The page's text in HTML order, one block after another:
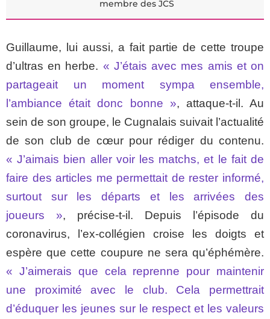
membre des JCS
Guillaume, lui aussi, a fait partie de cette troupe
d’ultras en herbe. « J’étais avec mes amis et on
partageait un moment sympa ensemble,
l’ambiance était donc bonne », attaque-t-il. Au
sein de son groupe, le Cugnalais suivait l’actualité
de son club de cœur pour rédiger du contenu.
« J’aimais bien aller voir les matchs, et le fait de
faire des articles me permettait de rester informé,
surtout sur les départs et les arrivées des
joueurs », précise-t-il. Depuis l’épisode du
coronavirus, l’ex-collégien croise les doigts et
espère que cette coupure ne sera qu’éphémère.
« J’aimerais que cela reprenne pour maintenir
une proximité avec le club. Cela permettrait
d’éduquer les jeunes sur le respect et les valeurs